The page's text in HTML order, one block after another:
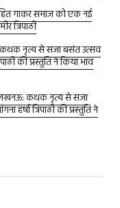
गाकर समाज को एक नई
त्रिपाठी
नृत्य से सजा बसंत उत्सव
की प्रस्तुति ने किया भाव
कथक नृत्य से सजा
हर्षा त्रिपाठी की प्रस्तुति ने